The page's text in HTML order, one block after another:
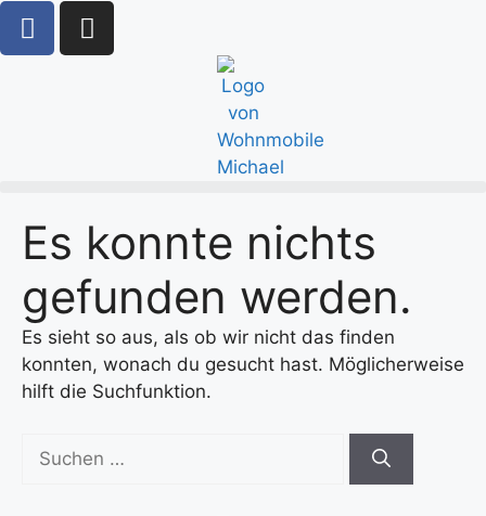
content
Es konnte nichts
gefunden werden.
Es sieht so aus, als ob wir nicht das finden
konnten, wonach du gesucht hast. Möglicherweise
hilft die Suchfunktion.